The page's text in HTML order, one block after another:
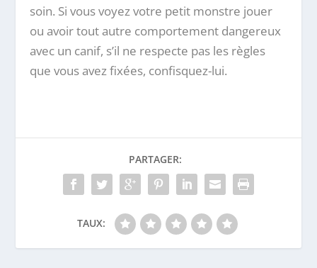
soin. Si vous voyez votre petit monstre jouer
ou avoir tout autre comportement dangereux
avec un canif, s’il ne respecte pas les règles
que vous avez fixées, confisquez-lui.
PARTAGER:
TAUX: